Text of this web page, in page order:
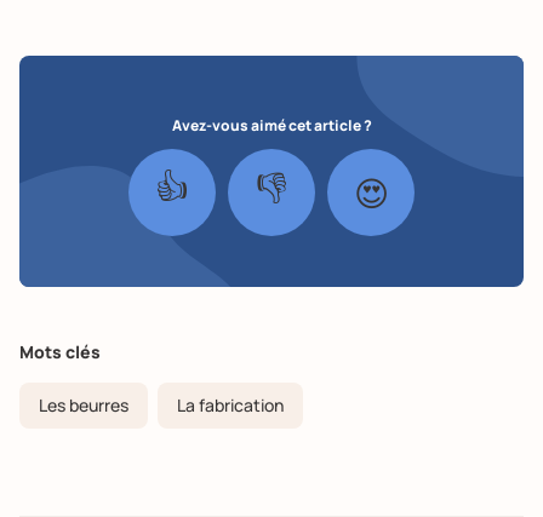
Avez-vous aimé cet article ?
👍 👎 😍
Mots clés
Les beurres La fabrication